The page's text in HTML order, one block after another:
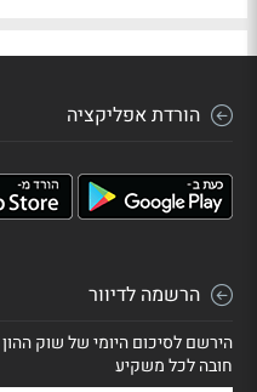
הורדת אפליקציה
הרשמה לדיוור
הירשם לסיכום היומי של שוק
חובה לכל משקיע